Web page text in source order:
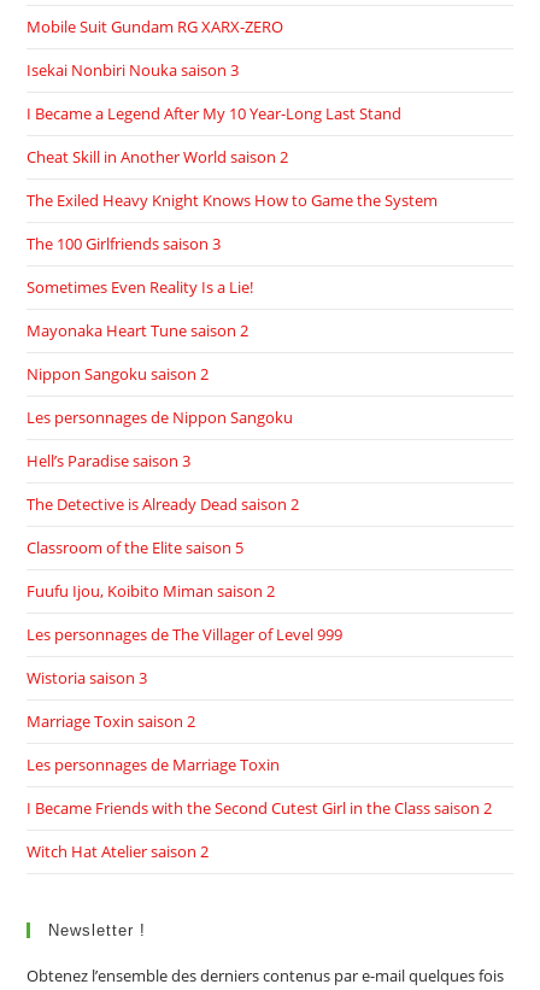
Mobile Suit Gundam RG XARX-ZERO
Isekai Nonbiri Nouka saison 3
I Became a Legend After My 10 Year-Long Last Stand
Cheat Skill in Another World saison 2
The Exiled Heavy Knight Knows How to Game the System
The 100 Girlfriends saison 3
Sometimes Even Reality Is a Lie!
Mayonaka Heart Tune saison 2
Nippon Sangoku saison 2
Les personnages de Nippon Sangoku
Hell’s Paradise saison 3
The Detective is Already Dead saison 2
Classroom of the Elite saison 5
Fuufu Ijou, Koibito Miman saison 2
Les personnages de The Villager of Level 999
Wistoria saison 3
Marriage Toxin saison 2
Les personnages de Marriage Toxin
I Became Friends with the Second Cutest Girl in the Class saison 2
Witch Hat Atelier saison 2
Newsletter !
Obtenez l’ensemble des derniers contenus par e-mail quelques fois